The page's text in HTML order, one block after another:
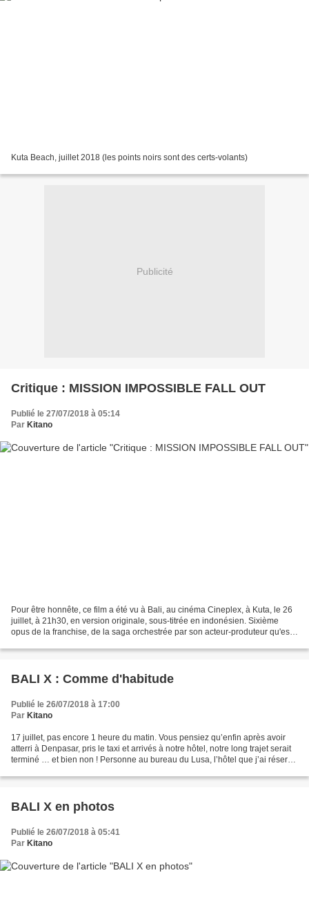
Kuta Beach, juillet 2018 (les points noirs sont des certs-volants)
Publicité
Critique : MISSION IMPOSSIBLE FALL OUT
Publié le 27/07/2018 à 05:14
Par Kitano
Pour être honnête, ce film a été vu à Bali, au cinéma Cineplex, à Kuta, le 26
juillet, à 21h30, en version originale, sous-titrée en indonésien. Sixième
opus de la franchise, de la saga orchestrée par son acteur-produteur qu'est
BALI X : Comme d'habitude
Publié le 26/07/2018 à 17:00
Par Kitano
17 juillet, pas encore 1 heure du matin. Vous pensiez qu’enfin après avoir
atterri à Denpasar, pris le taxi et arrivés à notre hôtel, notre long trajet serait
terminé … et bien non ! Personne au bureau du Lusa, l’hôtel que j’ai réservé
BALI X en photos
Publié le 26/07/2018 à 05:41
Par Kitano